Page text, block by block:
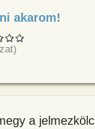
akarom!
a